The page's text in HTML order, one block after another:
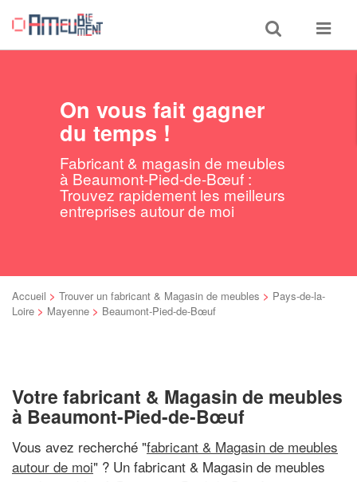
Toggle
search
Toggle
On vous fait gagner
du temps !
Fabricant & magasin de meubles
à Beaumont-Pied-de-Bœuf :
Trouvez rapidement les meilleurs
entreprises autour de moi
Accueil > Trouver un fabricant & Magasin de meubles > Pays-de-la-
Loire > Mayenne > Beaumont-Pied-de-Bœuf
Votre fabricant & Magasin de meubles
à Beaumont-Pied-de-Bœuf
Vous avez recherché "fabricant & Magasin de meubles
autour de moi" ? Un fabricant & Magasin de meubles